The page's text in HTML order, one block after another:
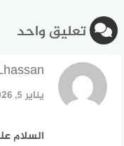
تعليق واحد
يناير 5, 2026 - 1:48 م
السلام